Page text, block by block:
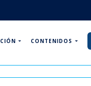
CONTENIDOS